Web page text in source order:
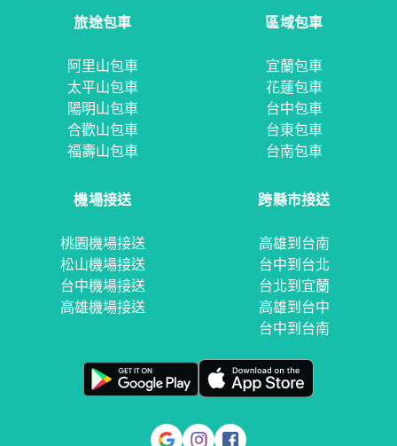
旅途包車
阿里山包車
太平山包車
陽明山包車
合歡山包車
福壽山包車
區域包車
宜蘭包車
花蓮包車
台中包車
台東包車
台南包車
機場接送
桃園機場接送
松山機場接送
台中機場接送
高雄機場接送
跨縣市接送
高雄到台南
台中到台北
台北到宜蘭
高雄到台中
台中到台南